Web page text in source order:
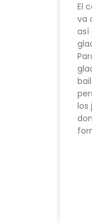
El
va
así
los